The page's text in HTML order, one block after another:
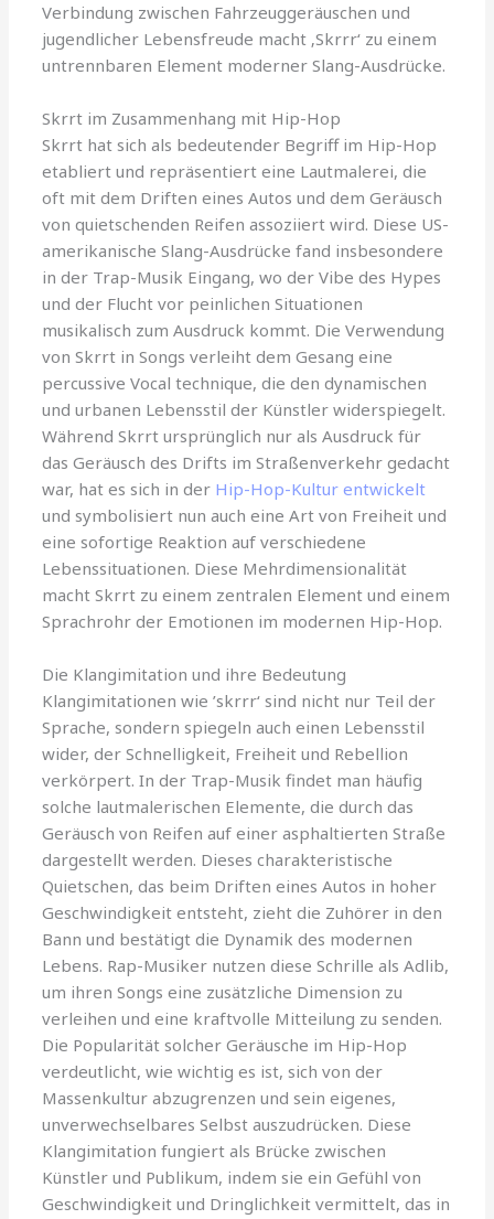
Verbindung zwischen Fahrzeuggeräuschen und
jugendlicher Lebensfreude macht ‚Skrrr‘ zu einem
untrennbaren Element moderner Slang-Ausdrücke.
Skrrt im Zusammenhang mit Hip-Hop
Skrrt hat sich als bedeutender Begriff im Hip-Hop
etabliert und repräsentiert eine Lautmalerei, die
oft mit dem Driften eines Autos und dem Geräusch
von quietschenden Reifen assoziiert wird. Diese US-
amerikanische Slang-Ausdrücke fand insbesondere
in der Trap-Musik Eingang, wo der Vibe des Hypes
und der Flucht vor peinlichen Situationen
musikalisch zum Ausdruck kommt. Die Verwendung
von Skrrt in Songs verleiht dem Gesang eine
percussive Vocal technique, die den dynamischen
und urbanen Lebensstil der Künstler widerspiegelt.
Während Skrrt ursprünglich nur als Ausdruck für
das Geräusch des Drifts im Straßenverkehr gedacht
war, hat es sich in der Hip-Hop-Kultur entwickelt
und symbolisiert nun auch eine Art von Freiheit und
eine sofortige Reaktion auf verschiedene
Lebenssituationen. Diese Mehrdimensionalität
macht Skrrt zu einem zentralen Element und einem
Sprachrohr der Emotionen im modernen Hip-Hop.
Die Klangimitation und ihre Bedeutung
Klangimitationen wie ’skrrr‘ sind nicht nur Teil der
Sprache, sondern spiegeln auch einen Lebensstil
wider, der Schnelligkeit, Freiheit und Rebellion
verkörpert. In der Trap-Musik findet man häufig
solche lautmalerischen Elemente, die durch das
Geräusch von Reifen auf einer asphaltierten Straße
dargestellt werden. Dieses charakteristische
Quietschen, das beim Driften eines Autos in hoher
Geschwindigkeit entsteht, zieht die Zuhörer in den
Bann und bestätigt die Dynamik des modernen
Lebens. Rap-Musiker nutzen diese Schrille als Adlib,
um ihren Songs eine zusätzliche Dimension zu
verleihen und eine kraftvolle Mitteilung zu senden.
Die Popularität solcher Geräusche im Hip-Hop
verdeutlicht, wie wichtig es ist, sich von der
Massenkultur abzugrenzen und sein eigenes,
unverwechselbares Selbst auszudrücken. Diese
Klangimitation fungiert als Brücke zwischen
Künstler und Publikum, indem sie ein Gefühl von
Geschwindigkeit und Dringlichkeit vermittelt, das in